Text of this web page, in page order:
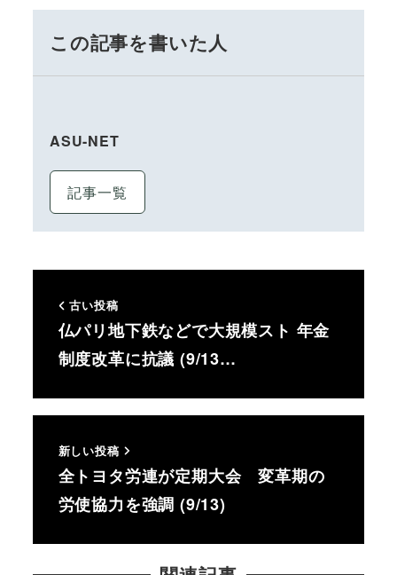
この記事を書いた人
ASU-NET
記事一覧
古い投稿
仏パリ地下鉄などで大規模スト 年金
制度改革に抗議 (9/13…
新しい投稿
全トヨタ労連が定期大会 変革期の
労使協力を強調 (9/13)